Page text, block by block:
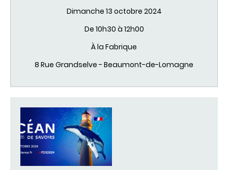
Dimanche 13 octobre 2024
De 10h30 à 12h00
À la Fabrique
8 Rue Grandselve - Beaumont-de-Lomagne